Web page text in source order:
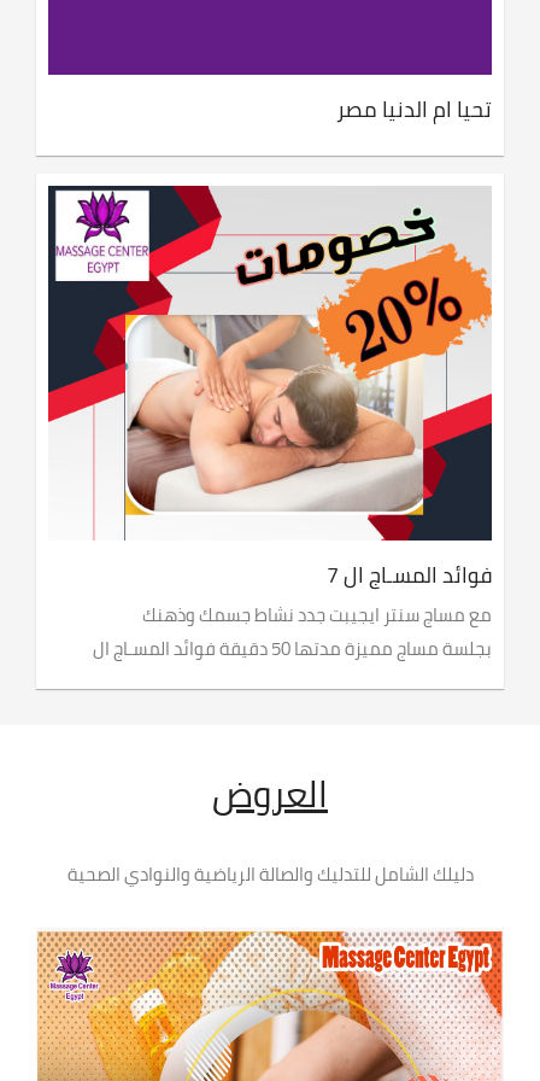
تحيا ام الدنيا مصر
فوائد المسـاج ال 7
مع مساج سنتر ايجيبت جدد نشاط جسمك وذهنك
بجلسة مساج مميزة مدتها 50 دقيقة فوائد المسـاج ال
العروض
دليلك الشامل للتدليك والصالة الرياضية والنوادي الصحية